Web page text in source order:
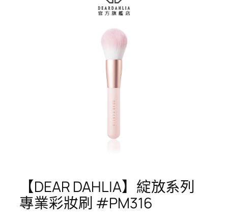
【DEAR DAHLIA】綻放系列
專業彩妝刷 #PM316